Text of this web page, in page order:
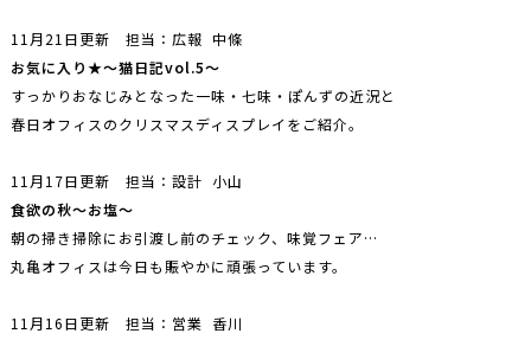
11月21日更新 担当：広報 中條
お気に入り★～猫日記vol.5～
すっかりおなじみとなった一味・七味・ぽんずの近況と
春日オフィスのクリスマスディスプレイをご紹介。
11月17日更新 担当：設計 小山
食欲の秋～お塩～
朝の掃き掃除にお引渡し前のチェック、味覚フェア…
丸亀オフィスは今日も賑やかに頑張っています。
11月16日更新 担当：営業 香川